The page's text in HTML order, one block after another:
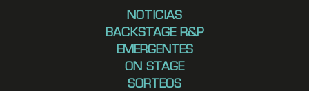
NOTICIAS
BACKSTAGE R&P
EMERGENTES
ON STAGE
SORTEOS